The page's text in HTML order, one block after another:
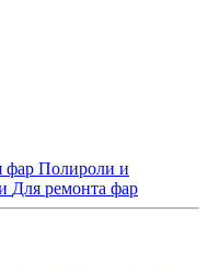
фар Полироли и
Для ремонта фар